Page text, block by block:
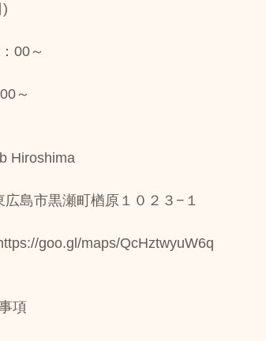
販売
ドッグランクラブ広島黒瀬スケジュール
00～
～
Hiroshima
島市黒瀬町楢原１０２３−１
goo.gl/maps/QcHztwyuW6q
項